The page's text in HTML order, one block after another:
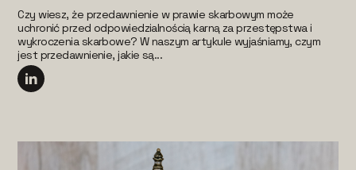
Czy wiesz, że przedawnienie w prawie skarbowym może
uchronić przed odpowiedzialnością karną za przestępstwa i
wykroczenia skarbowe? W naszym artykule wyjaśniamy, czym
jest przedawnienie, jakie są...